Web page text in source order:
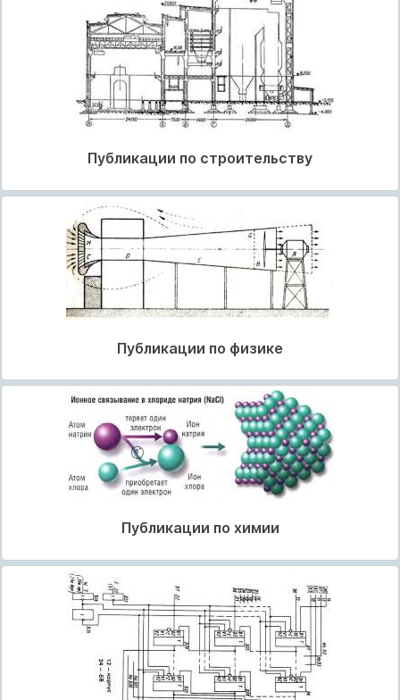
Публикации по строительству
Публикации по физике
Публикации по химии